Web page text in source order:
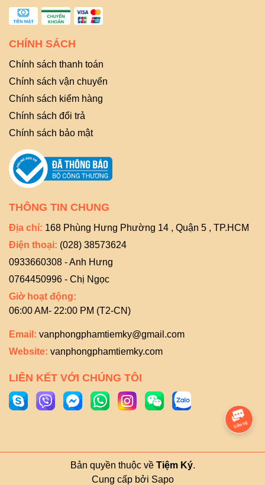
CHÍNH SÁCH
Chính sách thanh toán
Chính sách vận chuyển
Chính sách kiểm hàng
Chính sách đổi trả
Chính sách bảo mật
THÔNG TIN CHUNG
Địa chỉ: 168 Phùng Hưng Phường 14 , Quận 5 , TP.HCM
Điện thoại: (028) 38573624
0933660308 - Anh Hưng
0764450996 - Chị Ngọc
Giờ hoạt động:
06:00 AM- 22:00 PM (T2-CN)
Email: vanphongphamtiemky@gmail.com
Website: vanphongphamtiemky.com
LIÊN KẾT VỚI CHÚNG TÔI
Bản quyền thuộc về Tiệm Ký.
Cung cấp bởi Sapo